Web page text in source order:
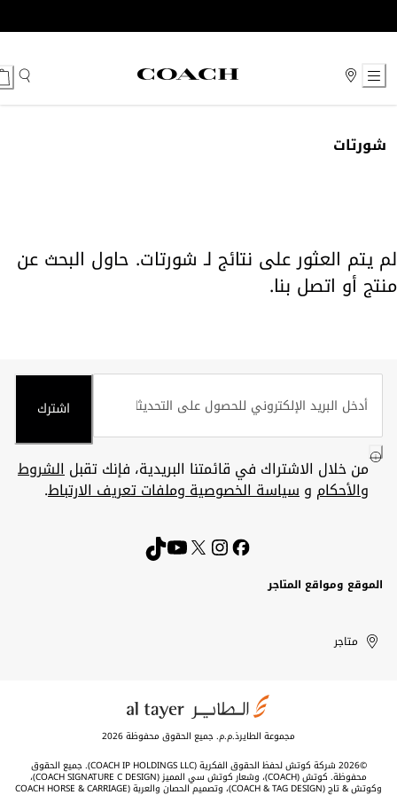
to
شورتات
لم يتم العثور على نتائج لـ شورتات. حاول البحث عن
منتج أو اتصل بنا.
اشترك
من خلال الاشتراك في قائمتنا البريدية، فإنك تقبلالشروط
والأحكام وسياسة الخصوصية وملفات تعريف الارتباط.
الموقع ومواقع المتاجر
United
Arab
Kuwait
الإمارات
العربية
الكويت
متاجر
مجموعة الطايرذ.م.م. جميع الحقوق محفوظة 2026
©2026 شركة كوتش لحفظ الحقوق الفكرية (COACH IP HOLDINGS LLC). جميع الحقوق
محفوظة. كوتش (COACH)، وشعار كوتش سي المميز (COACH SIGNATURE C DESIGN)،
وكوتش & تاج (COACH & TAG DESIGN)، وتصميم الحصان والعربة (COACH HORSE & CARRIAGE